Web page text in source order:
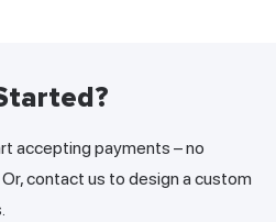
accepting payments – no
contact us to design a custom